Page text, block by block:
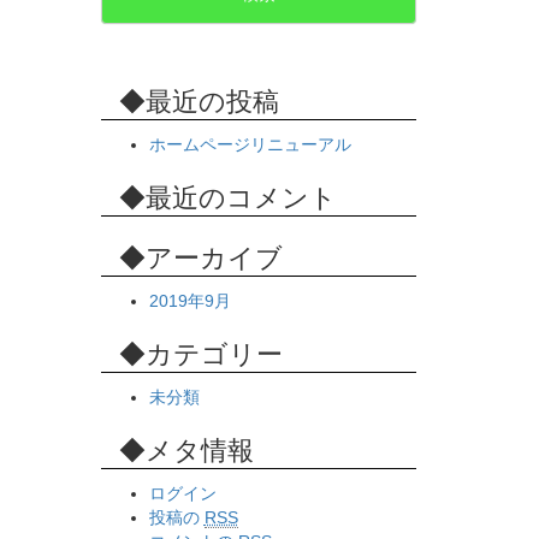
最近の投稿
ホームページリニューアル
最近のコメント
アーカイブ
2019年9月
カテゴリー
未分類
メタ情報
ログイン
投稿の RSS